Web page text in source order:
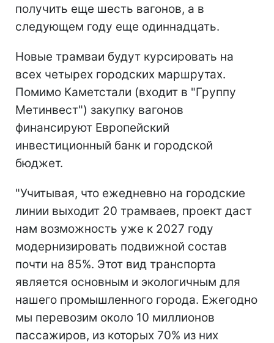
получить еще шесть вагонов, а в
следующем году еще одиннадцать.
Новые трамваи будут курсировать на
всех четырех городских маршрутах.
Помимо Каметстали (входит в "Группу
Метинвест") закупку вагонов
финансируют Европейский
инвестиционный банк и городской
бюджет.
"Учитывая, что ежедневно на городские
линии выходит 20 трамваев, проект даст
нам возможность уже к 2027 году
модернизировать подвижной состав
почти на 85%. Этот вид транспорта
является основным и экологичным для
нашего промышленного города. Ежегодно
мы перевозим около 10 миллионов
пассажиров, из которых 70% из них